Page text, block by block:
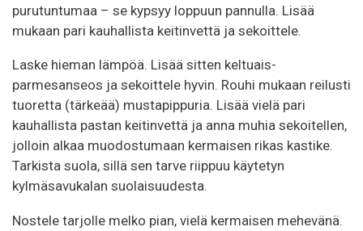
purutuntumaa – se kypsyy loppuun pannulla. Lisää
mukaan pari kauhallista keitinvettä ja sekoittele.
Laske hieman lämpöä. Lisää sitten keltuais-
parmesanseos ja sekoittele hyvin. Rouhi mukaan reilusti
tuoretta (tärkeää) mustapippuria. Lisää vielä pari
kauhallista pastan keitinvettä ja anna muhia sekoitellen,
jolloin alkaa muodostumaan kermaisen rikas kastike.
Tarkista suola, sillä sen tarve riippuu käytetyn
kylmäsavukalan suolaisuudesta.
Nostele tarjolle melko pian, vielä kermaisen mehevänä.